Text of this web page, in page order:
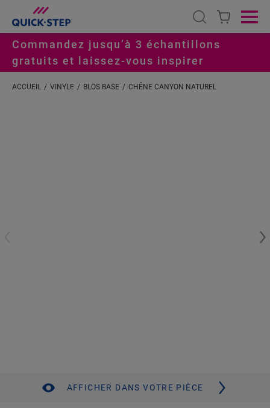
Open search
Commandez jusqu’à 3 échantillons
gratuits et laissez-vous inspirer
ACCUEIL VINYLE BLOS BASE CHÊNE CANYON NATUREL
AFFICHER DANS VOTRE PIÈCE